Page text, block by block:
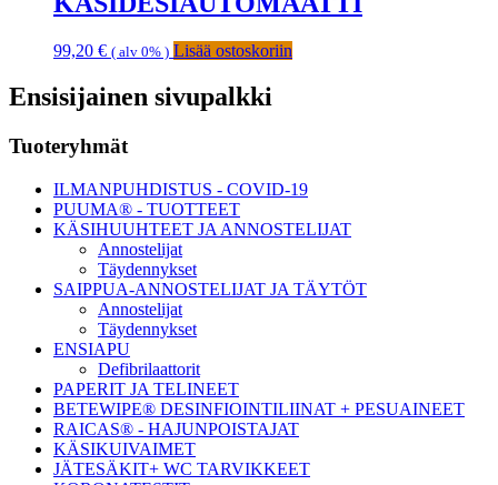
99,20 € ( alv 0% ) Lisää ostoskoriin
Ensisijainen sivupalkki
Tuoteryhmät
ILMANPUHDISTUS - COVID-19
PUUMA® - TUOTTEET
KÄSIHUUHTEET JA ANNOSTELIJAT
Annostelijat
Täydennykset
SAIPPUA-ANNOSTELIJAT JA TÄYTÖT
Annostelijat
Täydennykset
ENSIAPU
Defibrilaattorit
PAPERIT JA TELINEET
BETEWIPE® DESINFIOINTILIINAT + PESUAINEET
RAICAS® - HAJUNPOISTAJAT
KÄSIKUIVAIMET
JÄTESÄKIT+ WC TARVIKKEET